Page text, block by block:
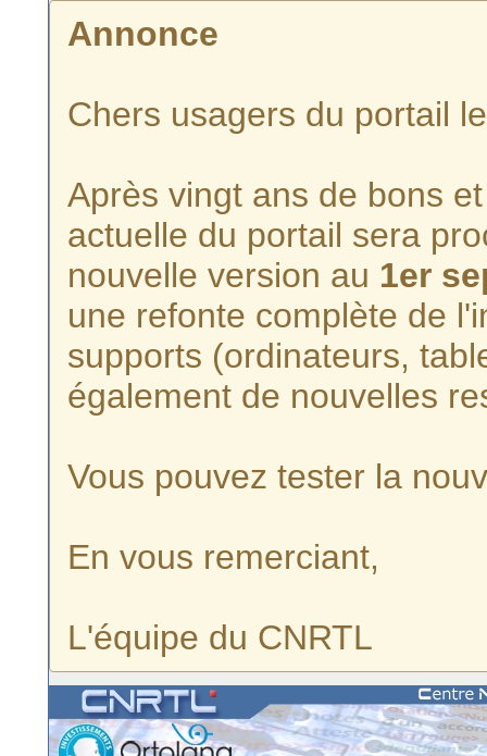
Annonce
Chers usagers du portail
Après vingt ans de bons
actuelle du portail sera
nouvelle version au 1er
une refonte complète de
supports (ordinateurs,
également de nouvelles
Vous pouvez tester la
En vous remerciant,
L'équipe du CNRTL